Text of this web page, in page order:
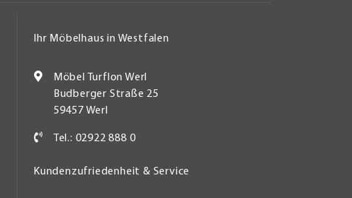
Ihr Möbelhaus in Westfalen
Möbel Turflon Werl
Budberger Straße 25
59457 Werl
Tel.: 02922 888 0
Kundenzufriedenheit & Service